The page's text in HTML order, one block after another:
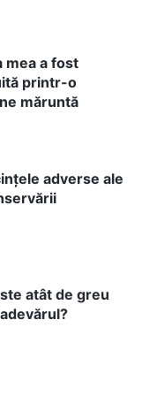
mă puteam
să întreb
adevărat.
nici cea mai
Doar o mică
enorm, și
nu mai
se apropia.
și jenată
să mă
cuvine.
mi-am dat
generale nu
mea a fost
printr-o
măruntă
adverse ale
atât de greu